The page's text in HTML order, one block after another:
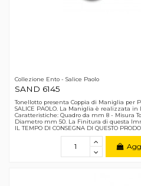
Collezione Ento - Salice Paolo
SAND 6145
Tonellotto presenta Coppia di Maniglia per
SALICE PAOLO. La Maniglia è realizzata
Caratteristiche: Quadro da mm 8 - Misura
Diametro mm 50. La Finitura di questa
IL TEMPO DI CONSEGNA DI QUESTO